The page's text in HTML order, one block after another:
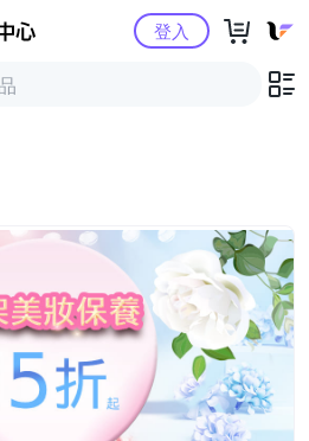
Yahoo購物中心登入